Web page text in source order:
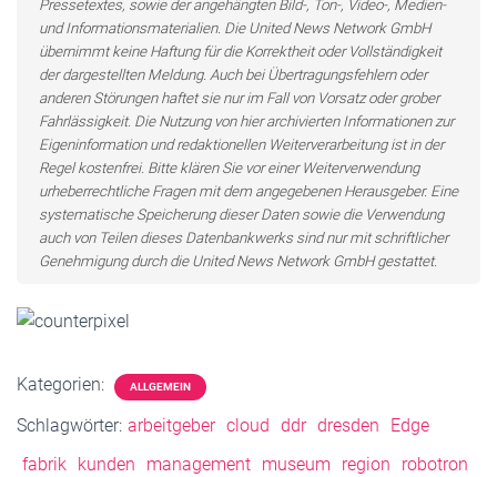
Pressetextes, sowie der angehängten Bild-, Ton-, Video-, Medien-
und Informationsmaterialien. Die United News Network GmbH
übernimmt keine Haftung für die Korrektheit oder Vollständigkeit
der dargestellten Meldung. Auch bei Übertragungsfehlern oder
anderen Störungen haftet sie nur im Fall von Vorsatz oder grober
Fahrlässigkeit. Die Nutzung von hier archivierten Informationen zur
Eigeninformation und redaktionellen Weiterverarbeitung ist in der
Regel kostenfrei. Bitte klären Sie vor einer Weiterverwendung
urheberrechtliche Fragen mit dem angegebenen Herausgeber. Eine
systematische Speicherung dieser Daten sowie die Verwendung
auch von Teilen dieses Datenbankwerks sind nur mit schriftlicher
Genehmigung durch die United News Network GmbH gestattet.
Kategorien: ALLGEMEIN
Schlagwörter: arbeitgeber cloud ddr dresden
Edge
fabrik
kunden management museum region
robotron